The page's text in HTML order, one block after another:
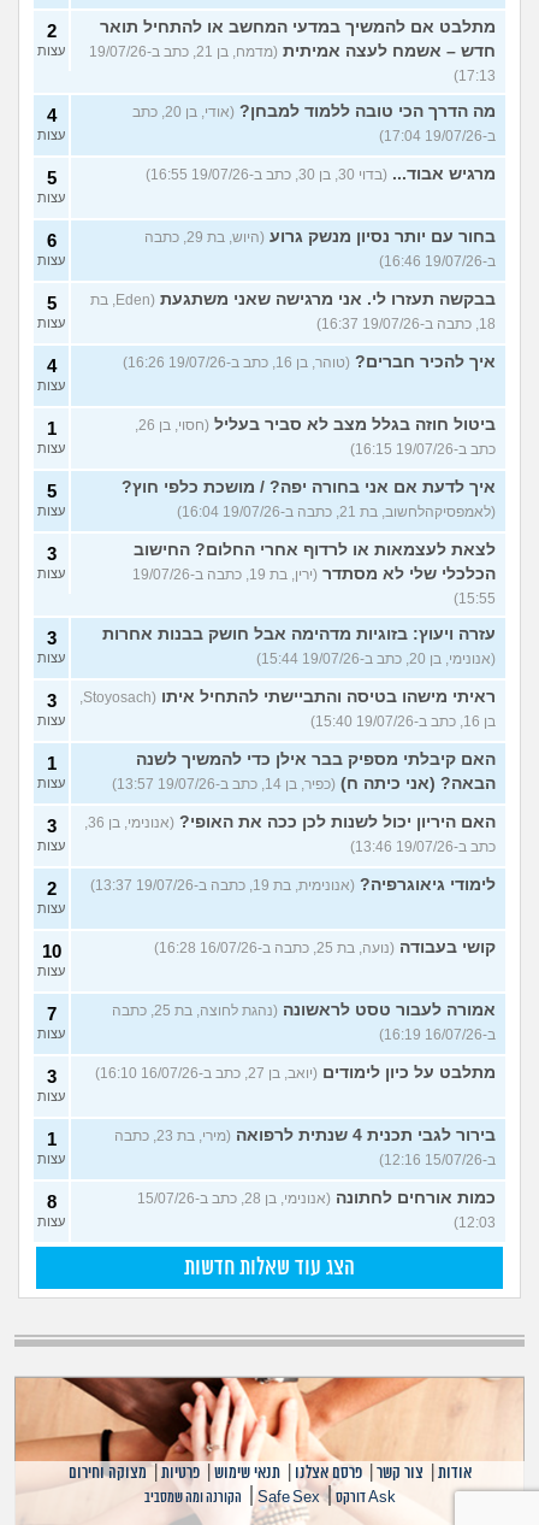
מתלבט אם להמשיך במדעי המחשב או להתחיל תואר
חדש – אשמח לעצה אמיתית
(מדמח, בן 21, כתב ב-19/07/26
17:13)
2
עצות
מה הדרך הכי טובה ללמוד למבחן?
(אודי, בן 20, כתב
ב-19/07/26 17:04)
4
עצות
מרגיש אבוד... (בדוי 30, בן 30, כתב ב-19/07/26 16:55) 5
עצות
בחור עם יותר נסיון מנשק גרוע
(היוש, בת 29, כתבה
ב-19/07/26 16:46)
6
עצות
בבקשה תעזרו לי. אני מרגישה שאני משתגעת
(Eden, בת
18, כתבה ב-19/07/26 16:37)
5
עצות
איך להכיר חברים? (טוהר, בן 16, כתב ב-19/07/26 16:26) 4
עצות
ביטול חוזה בגלל מצב לא סביר בעליל
(חסוי, בן 26,
כתב ב-19/07/26 16:15)
1
עצות
איך לדעת אם אני בחורה יפה? / מושכת כלפי חוץ?
(לאמפסיקהלחשוב, בת 21, כתבה ב-19/07/26 16:04)
5
עצות
לצאת לעצמאות או לרדוף אחרי החלום? החישוב
הכלכלי שלי לא מסתדר
(ירין, בת 19, כתבה ב-19/07/26
15:55)
3
עצות
עזרה ויעוץ: בזוגיות מדהימה אבל חושק בבנות אחרות
(אנונימי, בן 20, כתב ב-19/07/26 15:44)
3
עצות
ראיתי מישהו בטיסה והתביישתי להתחיל איתו
(Stoyosach,
בן 16, כתב ב-19/07/26 15:40)
3
עצות
האם קיבלתי מספיק בבר אילן כדי להמשיך לשנה
הבאה? (אני כיתה ח) (כפיר, בן 14, כתב ב-19/07/26 13:57)
1
עצות
האם היריון יכול לשנות לכן ככה את האופי?
(אנונימי, בן 36,
כתב ב-19/07/26 13:46)
3
עצות
לימודי גיאוגרפיה? (אנונימית, בת 19, כתבה ב-19/07/26 13:37) 2
עצות
קושי בעבודה (נועה, בת 25, כתבה ב-16/07/26 16:28) 10
עצות
אמורה לעבור טסט לראשונה
(נהגת לחוצה, בת 25, כתבה
ב-16/07/26 16:19)
7
עצות
מתלבט על כיון לימודים (יואב, בן 27, כתב ב-16/07/26 16:10) 3
עצות
בירור לגבי תכנית 4 שנתית לרפואה
(מירי, בת 23, כתבה
ב-15/07/26 12:16)
1
עצות
כמות אורחים לחתונה
(אנונימי, בן 28, כתב ב-15/07/26
12:03)
8
עצות
הצג עוד שאלות חדשות
אודות צור קשר |פרסם אצלנו |תנאי שימוש |פרטיות |מצוקה וחירום
Ask דורקס |
Safe Sex
| הקורנה ומה שמסביב